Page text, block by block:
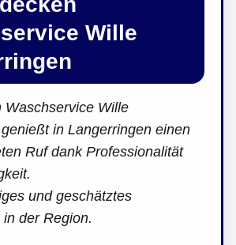
Wille
Waschservice Wille
in Langerringen einen
Ruf dank Professionalität
und geschätztes
der Region.